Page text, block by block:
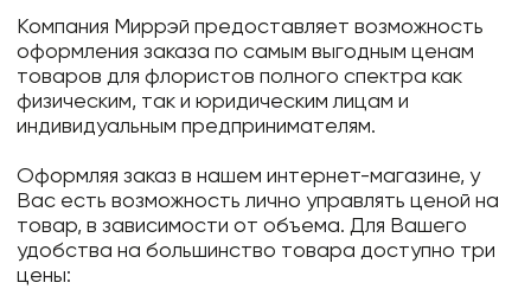
Компания Миррэй предоставляет возможность
оформления заказа по самым выгодным ценам
товаров для флористов полного спектра как
физическим, так и юридическим лицам и
индивидуальным предпринимателям.
Оформляя заказ в нашем интернет-магазине, у
Вас есть возможность лично управлять ценой на
товар, в зависимости от объема. Для Вашего
удобства на большинство товара доступно три
цены: